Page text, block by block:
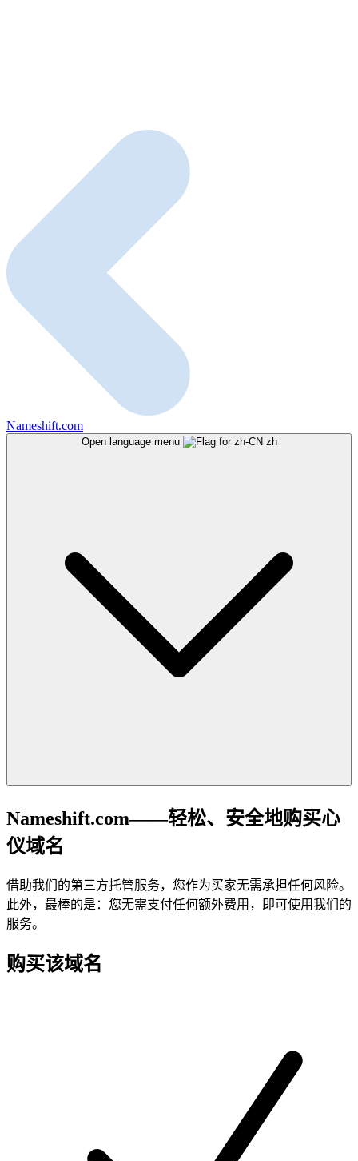
Nameshift.com
Open language menu zh
Nameshift.com——轻松、安全地购买心
仪域名
借助我们的第三方托管服务，您作为买家无需承担任何风险。
此外，最棒的是：您无需支付任何额外费用，即可使用我们的
服务。
购买该域名